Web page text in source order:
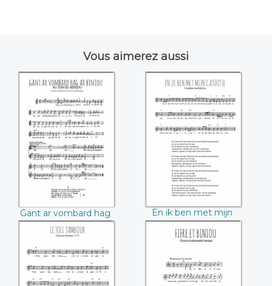
Vous aimerez aussi
Gant ar vombard
hag ar biniou
Gant ar vombard hag
ar biniou
En ik ben met mijn
Catootje
En ik ben met mijn
Catootje
Le joli tambour Fifre et biniou